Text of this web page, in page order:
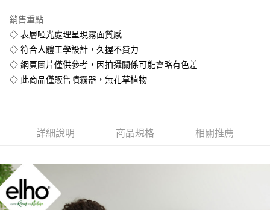
是否繳費成功／繳費後需取消欲退款等相關疑問，請聯繫「AFTEE先享後付
客戶支援中心」
【注意事項】
易，需依本服務之必要範圍內提供個人資料，並將交易相關給付款項請求債
權轉讓予恩沛科技股份有限公司。
請求用戶進行身份認證。
５．嚴禁一人註冊多個帳號或使用他人資訊註冊。若發現惡意使用之情形，
恩沛科技股份有限公司將有權停止該用戶之使用額度並採取法律行動。
銷售重點
◇ 表層啞光處理呈現霧面質感
◇ 符合人體工學設計，久握不費力
◇ 網頁圖片僅供參考，因拍攝關係可能會略有色差
◇ 此商品僅販售噴霧器，無花草植物
詳細說明 商品規格 相關推薦